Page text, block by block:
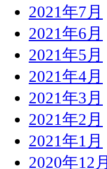
2021年7月
2021年6月
2021年5月
2021年4月
2021年3月
2021年2月
2021年1月
2020年12月